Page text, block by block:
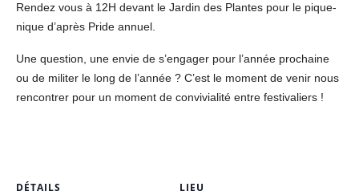
Rendez vous à 12H devant le Jardin des Plantes pour le pique-
nique d’après Pride annuel.
Une question, une envie de s’engager pour l’année prochaine
ou de militer le long de l’année ? C’est le moment de venir nous
rencontrer pour un moment de convivialité entre festivaliers !
DÉTAILS LIEU